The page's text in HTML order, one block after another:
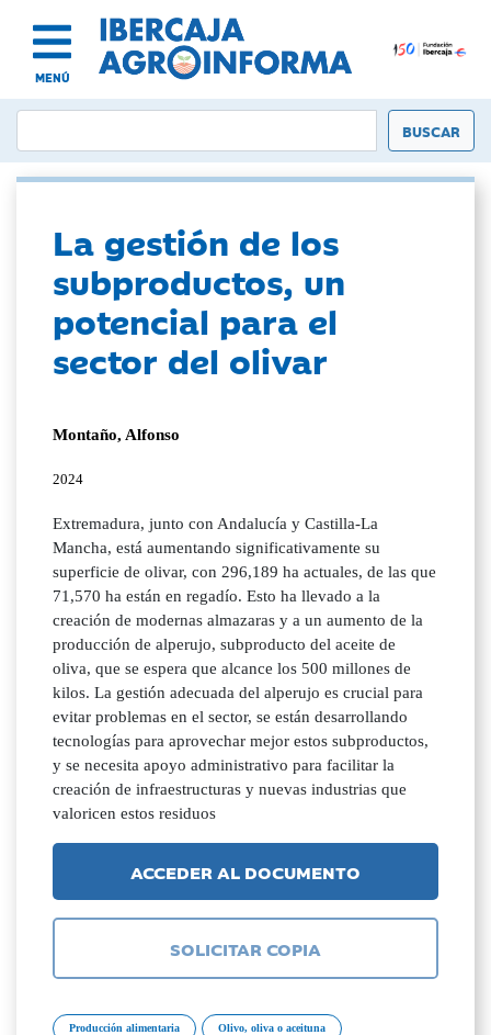
MENÚ
La gestión de los
subproductos, un
potencial para el
sector del olivar
Montaño, Alfonso
2024
Extremadura, junto con Andalucía y Castilla-La
Mancha, está aumentando significativamente su
superficie de olivar, con 296,189 ha actuales, de las que
71,570 ha están en regadío. Esto ha llevado a la
creación de modernas almazaras y a un aumento de la
producción de alperujo, subproducto del aceite de
oliva, que se espera que alcance los 500 millones de
kilos. La gestión adecuada del alperujo es crucial para
evitar problemas en el sector, se están desarrollando
tecnologías para aprovechar mejor estos subproductos,
y se necesita apoyo administrativo para facilitar la
creación de infraestructuras y nuevas industrias que
valoricen estos residuos
ACCEDER AL DOCUMENTO
SOLICITAR COPIA
Producción alimentaria Olivo, oliva o aceituna